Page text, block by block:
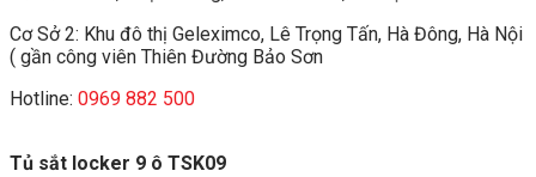
Cơ Sở 2: Khu đô thị Geleximco, Lê Trọng Tấn, Hà Đông, Hà Nội
( gần công viên Thiên Đường Bảo Sơn
Hotline: 0969 882 500
Tủ sắt locker 9 ô TSK09